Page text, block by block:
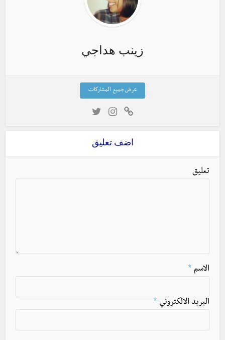
زينب هداجي
عرض جميع المشاركات
اضف تعليق
تعليق
الاسم *
البريد الالكتروني *